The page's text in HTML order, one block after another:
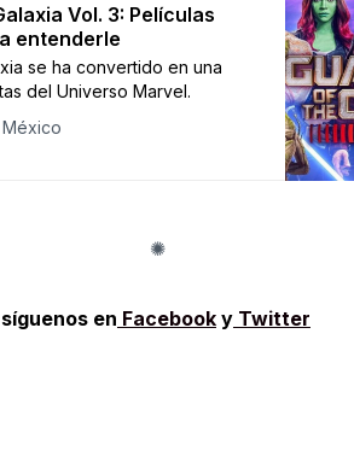
Vol. 3: Películas
entenderle
se ha convertido en una
del Universo Marvel.
en FacebookyTwitter